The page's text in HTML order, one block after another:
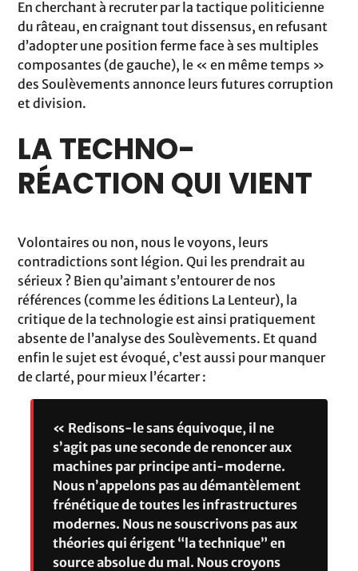
En cherchant à recruter par la tactique politicienne
du râteau, en craignant tout dissensus, en refusant
d’adopter une position ferme face à ses multiples
composantes (de gauche), le « en même temps »
des Soulèvements annonce leurs futures corruption
et division.
LA TECHNO-
RÉACTION QUI VIENT
Volontaires ou non, nous le voyons, leurs
contradictions sont légion. Qui les prendrait au
sérieux ? Bien qu’aimant s’entourer de nos
références (comme les éditions La Lenteur), la
critique de la technologie est ainsi pratiquement
absente de l’analyse des Soulèvements. Et quand
enfin le sujet est évoqué, c’est aussi pour manquer
de clarté, pour mieux l’écarter :
« Redisons-le sans équivoque, il ne
s’agit pas une seconde de renoncer aux
machines par principe anti-moderne.
Nous n’appelons pas au démantèlement
frénétique de toutes les infrastructures
modernes. Nous ne souscrivons pas aux
théories qui érigent “la technique” en
source absolue du mal. Nous croyons